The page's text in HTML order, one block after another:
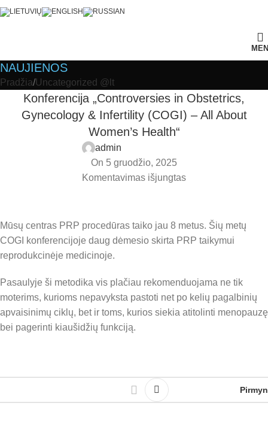
NAUJIENOS
Pradžia Uncategorized @lt
Konferencija „Controversies in Obstetrics,
Gynecology & Infertility (COGI) – All About
Women’s Health“
admin
On 5 gruodžio, 2025
Komentavimas išjungtas
Mūsų centras PRP procedūras taiko jau 8 metus. Šių metų
COGI konferencijoje daug dėmesio skirta PRP taikymui
reprodukcinėje medicinoje.
Pasaulyje ši metodika vis plačiau rekomenduojama ne tik
moterims, kurioms nepavyksta pastoti net po kelių pagalbinių
apvaisinimų ciklų, bet ir toms, kurios siekia atitolinti menopauzę
bei pagerinti kiaušidžių funkciją.
Pirmyn